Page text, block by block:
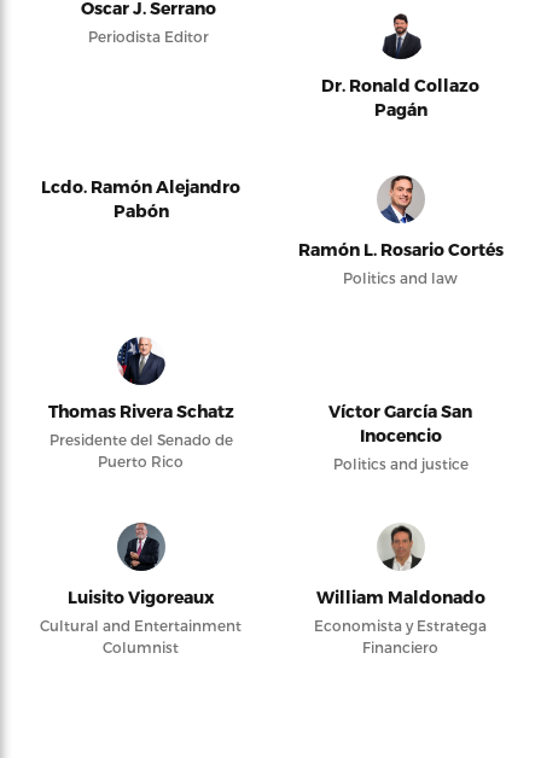
Oscar J. Serrano
Periodista Editor
Dr. Ronald Collazo
Pagán
Lcdo. Ramón Alejandro
Pabón
Ramón L. Rosario Cortés
Politics and law
Thomas Rivera Schatz
Presidente del Senado de
Puerto Rico
Víctor García San
Inocencio
Politics and justice
Luisito Vigoreaux
Cultural and Entertainment
Columnist
William Maldonado
Economista y Estratega
Financiero